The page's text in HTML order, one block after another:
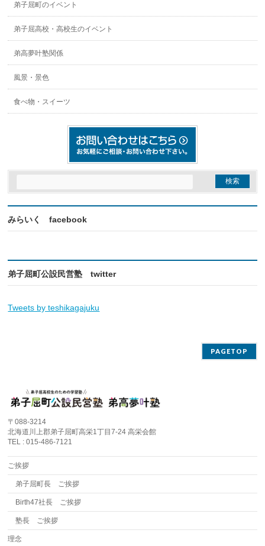
弟子屈町のイベント
弟子屈高校・高校生のイベント
弟高夢叶塾関係
風景・景色
食べ物・スイーツ
みらいく facebook
弟子屈町公設民営塾 twitter
Tweets by teshikagajuku
PAGETOP
〒088-3214
北海道川上郡弟子屈町高栄1丁目7-24 高栄会館
TEL : 015-486-7121
ご挨拶
弟子屈町長 ご挨拶
Birth47社長 ご挨拶
塾長 ご挨拶
理念